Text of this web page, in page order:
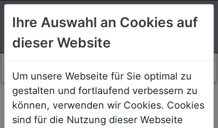
Willkommen!
Ihre Auswahl an Cookies auf
dieser Website
Um unsere Webseite für Sie optimal zu
gestalten und fortlaufend verbessern zu
können, verwenden wir Cookies. Cookies
sind für die Nutzung dieser Webseite